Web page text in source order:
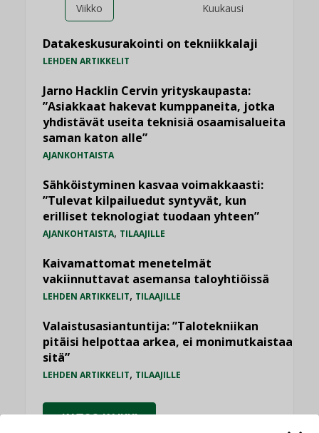
Viikko Kuukausi
Datakeskusurakointi on tekniikkalaji
LEHDEN ARTIKKELIT
Jarno Hacklin Cervin yrityskaupasta:
”Asiakkaat hakevat kumppaneita, jotka
yhdistävät useita teknisiä osaamisalueita
saman katon alle”
AJANKOHTAISTA
Sähköistyminen kasvaa voimakkaasti:
”Tulevat kilpailuedut syntyvät, kun
erilliset teknologiat tuodaan yhteen”
AJANKOHTAISTA, TILAAJILLE
Kaivamattomat menetelmät
vakiinnuttavat asemansa taloyhtiöissä
LEHDEN ARTIKKELIT, TILAAJILLE
Valaistusasiantuntija: ”Talotekniikan
pitäisi helpottaa arkea, ei monimutkaistaa
sitä”
LEHDEN ARTIKKELIT, TILAAJILLE
KATSO KAIKKI